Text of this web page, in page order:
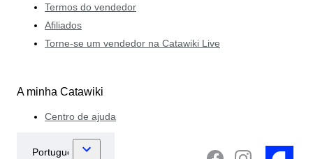
Termos do vendedor
Afiliados
Torne-se um vendedor na Catawiki Live
A minha Catawiki
Centro de ajuda